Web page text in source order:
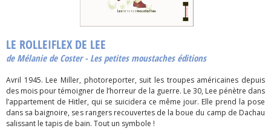
LE ROLLEIFLEX DE LEE
de Mélanie de Coster - Les petites moustaches éditions
Avril 1945. Lee Miller, photoreporter, suit les troupes américaines depuis
des mois pour témoigner de l’horreur de la guerre. Le 30, Lee pénètre dans
l’appartement de Hitler, qui se suicidera ce même jour. Elle prend la pose
dans sa baignoire, ses rangers recouvertes de la boue du camp de Dachau
salissant le tapis de bain. Tout un symbole !